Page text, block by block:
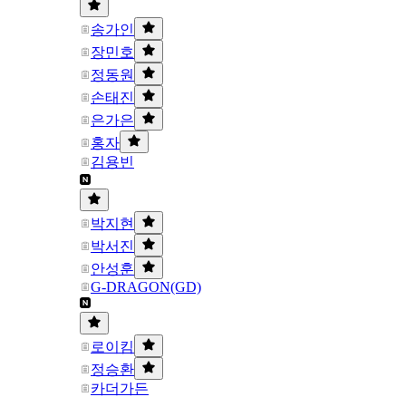
송가인
장민호
정동원
손태진
은가은
홍자
김용빈
박지현
박서진
안성훈
G-DRAGON(GD)
로이킴
정승환
카더가든